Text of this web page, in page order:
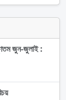
জুন-জুলাই :